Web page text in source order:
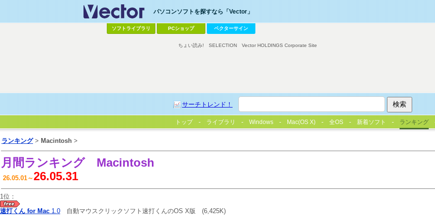
パソコンソフトを探すなら「Vector」
ソフトライブラリ PCショップ ベクターサイン
サーチトレンド！
ちょい読み! SELECTION Vector HOLDINGS Corporate Site
トップ ライブラリ Windows Mac(OS X) 全OS 新着ソフト ランキング
ランキング> Macintosh >
月間ランキング Macintosh
26.05.01～26.05.31
1位：
速打くん for Mac 1.0 自動マウスクリックソフト速打くんのOS X版 (6,425K)